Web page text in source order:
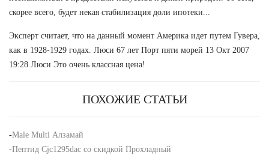
скорее всего, будет некая стабилизация доли ипотеки...
Эксперт считает, что на данный момент Америка идет путем Гувера,
как в 1928-1929 годах. Люси 67 лет Порт пяти морей 13 Окт 2007
19:28 Люси Это очень классная цена!
ПОХОЖИЕ СТАТЬИ
-Male Multi Алзамай
-Пептид Cjc1295dac со скидкой Прохладный